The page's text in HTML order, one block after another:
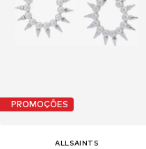
PROMOÇÕES
ALLSAINTS